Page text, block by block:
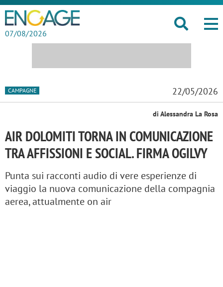
07/08/2026
CAMPAGNE 22/05/2026
di Alessandra La Rosa
AIR DOLOMITI TORNA IN COMUNICAZIONE
TRA AFFISSIONI E SOCIAL. FIRMA OGILVY
Punta sui racconti audio di vere esperienze di
viaggio la nuova comunicazione della compagnia
aerea, attualmente on air